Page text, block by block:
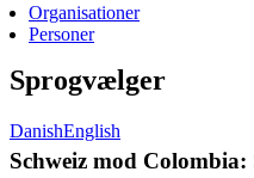
Oversigter
Organisationer
Personer
Sprogvælger
DanishEnglish
Schweiz mod